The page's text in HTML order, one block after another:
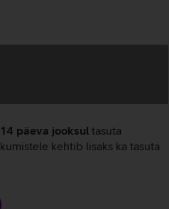
14 päeva jooksul tasuta
kehtib lisaks ka tasuta